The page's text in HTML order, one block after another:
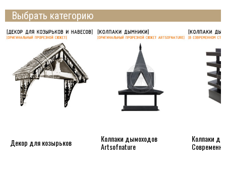
Выбрать категорию
Декор для козырьков Колпаки дымоходов
Artsofnature
Колпаки